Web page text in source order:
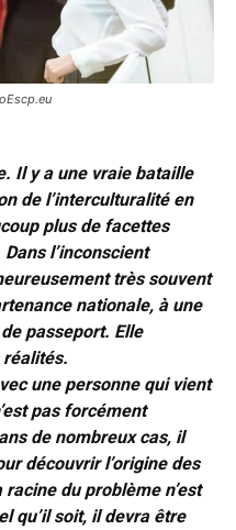
Il y a une vraie bataille
de l’interculturalité en
plus de facettes
l’inconscient
très souvent
nationale, à une
passeport. Elle
réalités.
une personne qui vient
pas forcément
de nombreux cas, il
découvrir l’origine des
du problème n’est
qu’il soit, il devra être